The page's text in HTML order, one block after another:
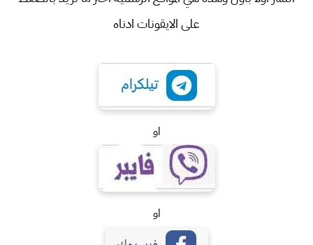
على الايقونات ادناه
او
او